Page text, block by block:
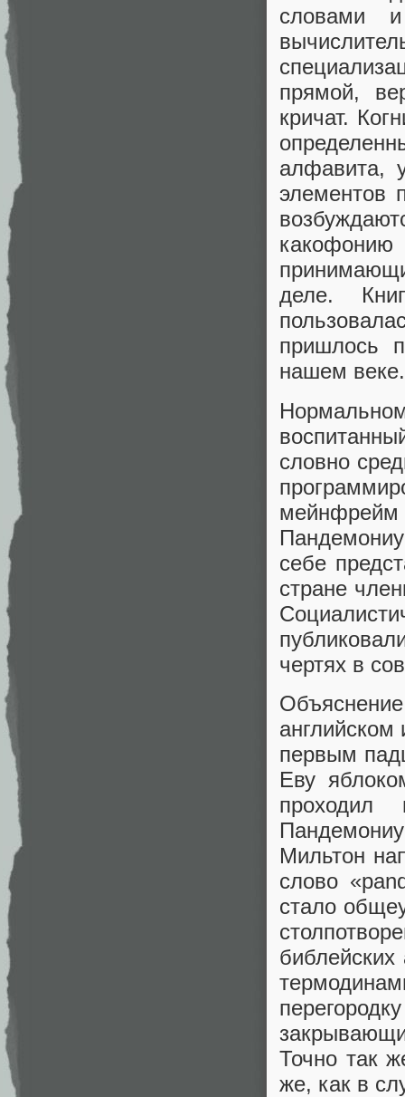
словами
прямой,
кричат.
алфавита,
элементов
деле.
пришлось
нашем веке.
словно
себе
стране
чертях в
первым
Еву
Мильтон
слово
стало
Точно так
же, как в